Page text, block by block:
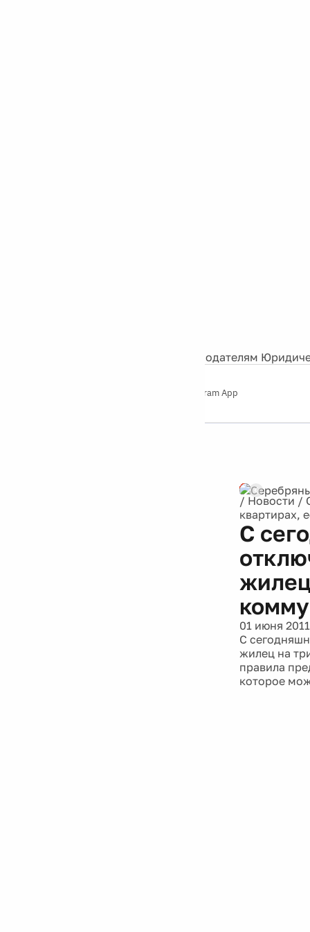
Рекламодателям
Telegram App
/ Новости /
квартирах,
С
01 июня 2011
С
жилец на
правила
которое